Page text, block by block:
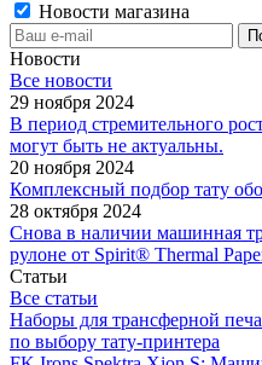
Новости магазина
Новости
Все новости
29 ноября 2024
В период стремительного
могут быть не актуальны.
20 ноября 2024
Комплексный подбор тату
28 октября 2024
Снова в наличии машинная
рулоне от Spirit® Thermal
Статьи
Все статьи
Наборы для трансферной
по выбору тату‑принтера